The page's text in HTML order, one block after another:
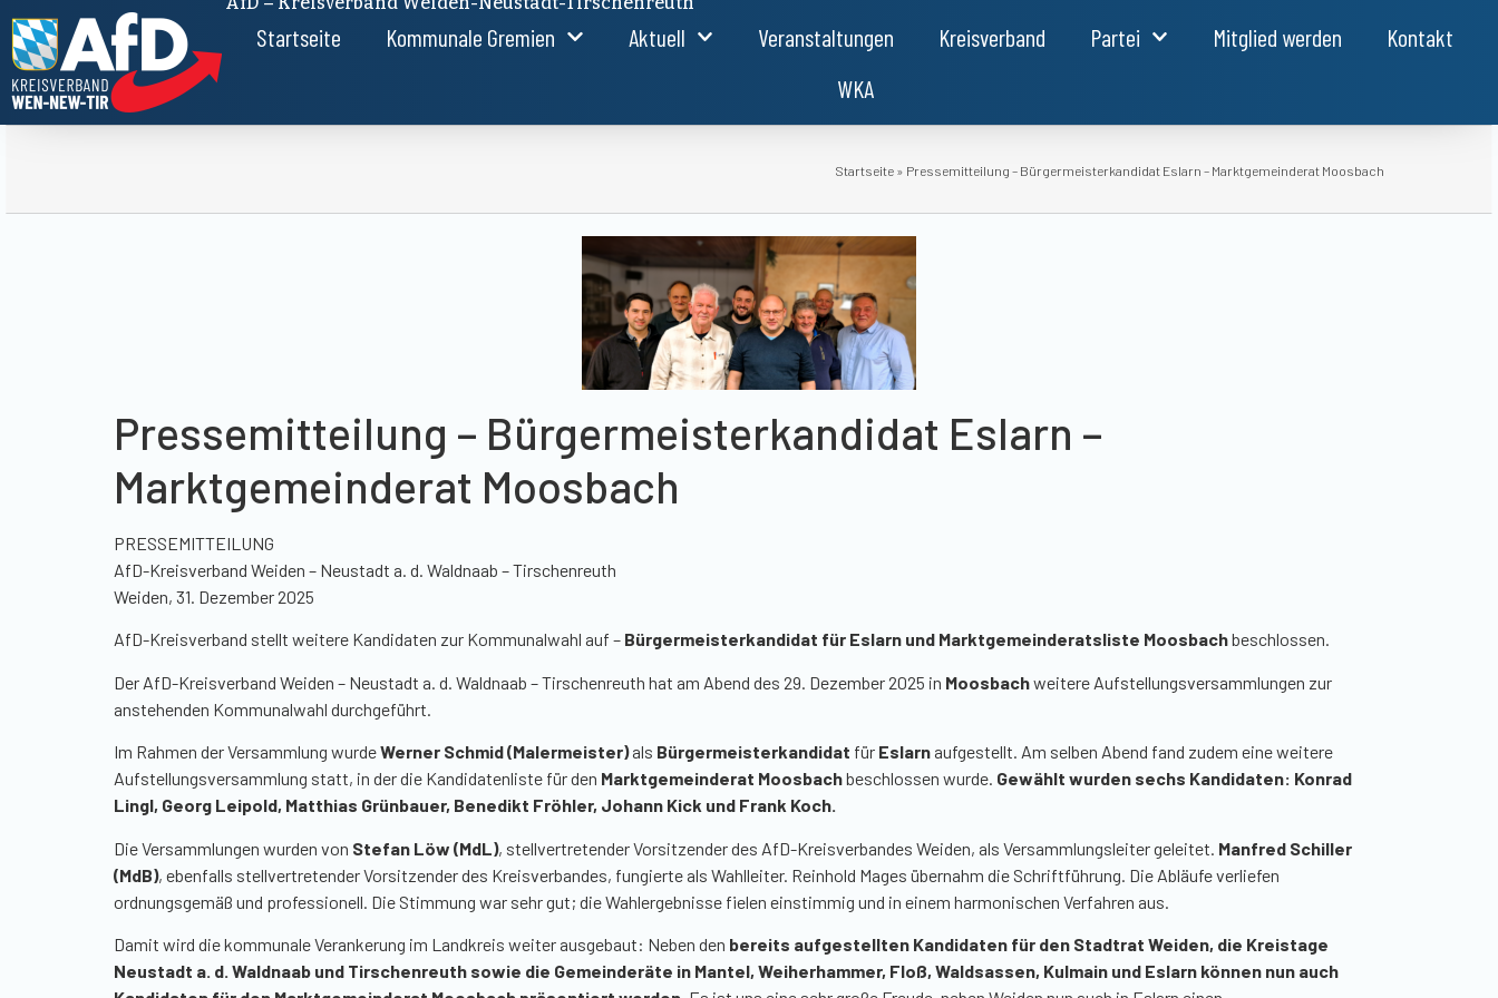
Startseite Kommunale Gremien Aktuell Veranstaltungen Kreisverband Partei Mitglied werden
Kontakt
WKA
Startseite » Pressemitteilung – Bürgermeisterkandidat Eslarn – Marktgemeinderat Moosbach
Pressemitteilung – Bürgermeisterkandidat Eslarn –
Marktgemeinderat Moosbach
PRESSEMITTEILUNG
AfD-Kreisverband Weiden – Neustadt a. d. Waldnaab – Tirschenreuth
Weiden, 31. Dezember 2025
AfD-Kreisverband stellt weitere Kandidaten zur Kommunalwahl auf – Bürgermeisterkandidat für Eslarn und Marktgemeinderatsliste Moosbachbeschlossen.
Der AfD-Kreisverband Weiden – Neustadt a. d. Waldnaab – Tirschenreuth hat am Abend des 29. Dezember 2025 in Moosbachweitere Aufstellungsversammlungen zur
anstehenden Kommunalwahl durchgeführt.
Im Rahmen der Versammlung wurdeWerner Schmid (Malermeister)als Bürgermeisterkandidat für Eslarn aufgestellt. Am selben Abend fand zudem eine weitere
Aufstellungsversammlung statt, in der die Kandidatenliste für den Marktgemeinderat Moosbachbeschlossen wurde. Gewählt wurden sechs Kandidaten: Konrad
Lingl, Georg Leipold, Matthias Grünbauer, Benedikt Fröhler, Johann Kick und Frank Koch.
Die Versammlungen wurden von Stefan Löw (MdL), stellvertretender Vorsitzender des AfD-Kreisverbandes Weiden, als Versammlungsleiter geleitet. Manfred Schiller
(MdB), ebenfalls stellvertretender Vorsitzender des Kreisverbandes, fungierte als Wahlleiter. Reinhold Mages übernahm die Schriftführung. Die Abläufe verliefen
ordnungsgemäß und professionell. Die Stimmung war sehr gut; die Wahlergebnisse fielen einstimmig und in einem harmonischen Verfahren aus.
Damit wird die kommunale Verankerung im Landkreis weiter ausgebaut: Neben den bereits aufgestellten Kandidaten für den Stadtrat Weiden, die Kreistage
Neustadt a. d. Waldnaab und Tirschenreuth sowie die Gemeinderäte in Mantel, Weiherhammer, Floß, Waldsassen, Kulmain und Eslarn können nun auch